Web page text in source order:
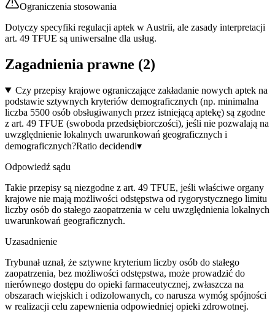
Ograniczenia stosowania
Dotyczy specyfiki regulacji aptek w Austrii, ale zasady interpretacji
art. 49 TFUE są uniwersalne dla usług.
Zagadnienia prawne (2)
Czy przepisy krajowe ograniczające zakładanie nowych aptek na
podstawie sztywnych kryteriów demograficznych (np. minimalna
liczba 5500 osób obsługiwanych przez istniejącą aptekę) są zgodne
z art. 49 TFUE (swoboda przedsiębiorczości), jeśli nie pozwalają na
uwzględnienie lokalnych uwarunkowań geograficznych i
demograficznych?Ratio decidendi▾
Odpowiedź sądu
Takie przepisy są niezgodne z art. 49 TFUE, jeśli właściwe organy
krajowe nie mają możliwości odstępstwa od rygorystycznego limitu
liczby osób do stałego zaopatrzenia w celu uwzględnienia lokalnych
uwarunkowań geograficznych.
Uzasadnienie
Trybunał uznał, że sztywne kryterium liczby osób do stałego
zaopatrzenia, bez możliwości odstępstwa, może prowadzić do
nierównego dostępu do opieki farmaceutycznej, zwłaszcza na
obszarach wiejskich i odizolowanych, co narusza wymóg spójności
w realizacji celu zapewnienia odpowiedniej opieki zdrowotnej.